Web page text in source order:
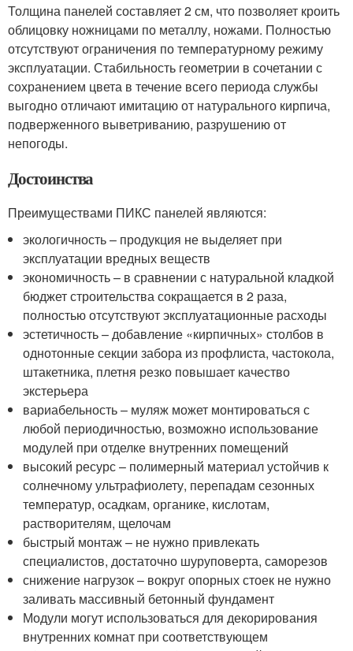
Толщина панелей составляет 2 см, что позволяет кроить
облицовку ножницами по металлу, ножами. Полностью
отсутствуют ограничения по температурному режиму
эксплуатации. Стабильность геометрии в сочетании с
сохранением цвета в течение всего периода службы
выгодно отличают имитацию от натурального кирпича,
подверженного выветриванию, разрушению от
непогоды.
Достоинства
Преимуществами ПИКС панелей являются:
экологичность – продукция не выделяет при
эксплуатации вредных веществ
экономичность – в сравнении с натуральной кладкой
бюджет строительства сокращается в 2 раза,
полностью отсутствуют эксплуатационные расходы
эстетичность – добавление «кирпичных» столбов в
однотонные секции забора из профлиста, частокола,
штакетника, плетня резко повышает качество
экстерьера
вариабельность – муляж может монтироваться с
любой периодичностью, возможно использование
модулей при отделке внутренних помещений
высокий ресурс – полимерный материал устойчив к
солнечному ультрафиолету, перепадам сезонных
температур, осадкам, органике, кислотам,
растворителям, щелочам
быстрый монтаж – не нужно привлекать
специалистов, достаточно шуруповерта, саморезов
снижение нагрузок – вокруг опорных стоек не нужно
заливать массивный бетонный фундамент
Модули могут использоваться для декорирования
внутренних комнат при соответствующем